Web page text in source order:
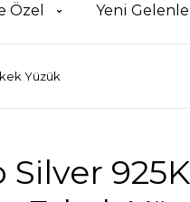
Özel Yeni
Yüzük
Silver